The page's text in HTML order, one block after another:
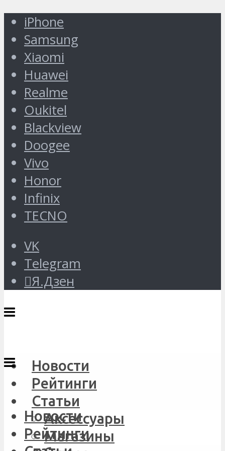
iPhone
Samsung
Xiaomi
Huawei
Realme
Oukitel
Blackview
Doogee
Vivo
Honor
Infinix
TECNO
VK
Telegram
Я.Дзен
Новости
Рейтинги
Статьи
Аксессуары
Магазины
Новости
Рейтинги